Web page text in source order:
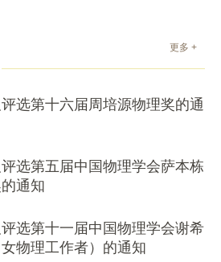
更多 +
选第十六届周培源物理奖的通
选第五届中国物理学会萨本栋
通知
选第十一届中国物理学会谢希
物理工作者）的通知